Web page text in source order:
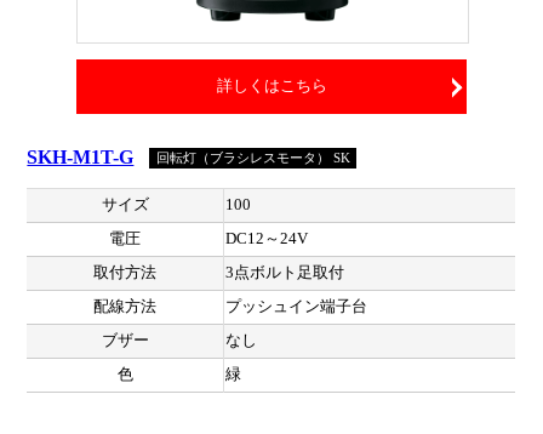
詳しくはこちら
SKH-M1T-G 回転灯（ブラシレスモータ） SK
サイズ
100
電圧
DC12～24V
取付方法
3点ボルト足取付
配線方法
プッシュイン端子台
ブザー
なし
色
緑